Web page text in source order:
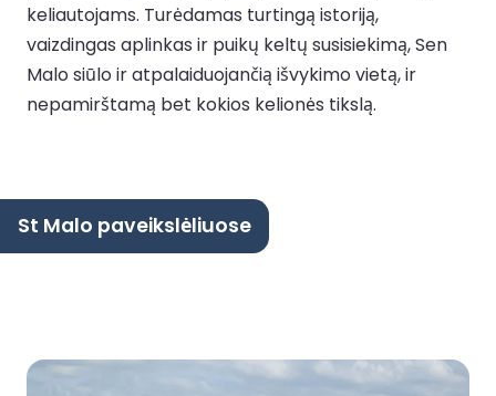
keliautojams. Turėdamas turtingą istoriją,
vaizdingas aplinkas ir puikų keltų susisiekimą, Sen
Malo siūlo ir atpalaiduojančią išvykimo vietą, ir
nepamirštamą bet kokios kelionės tikslą.
St Malo paveikslėliuose